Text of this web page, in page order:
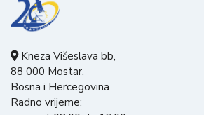
Kneza Višeslava bb,
88 000 Mostar,
Bosna i Hercegovina
Radno vrijeme: